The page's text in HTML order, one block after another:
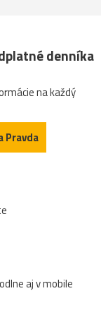
denníka
na každý
Pravda
aj v mobile